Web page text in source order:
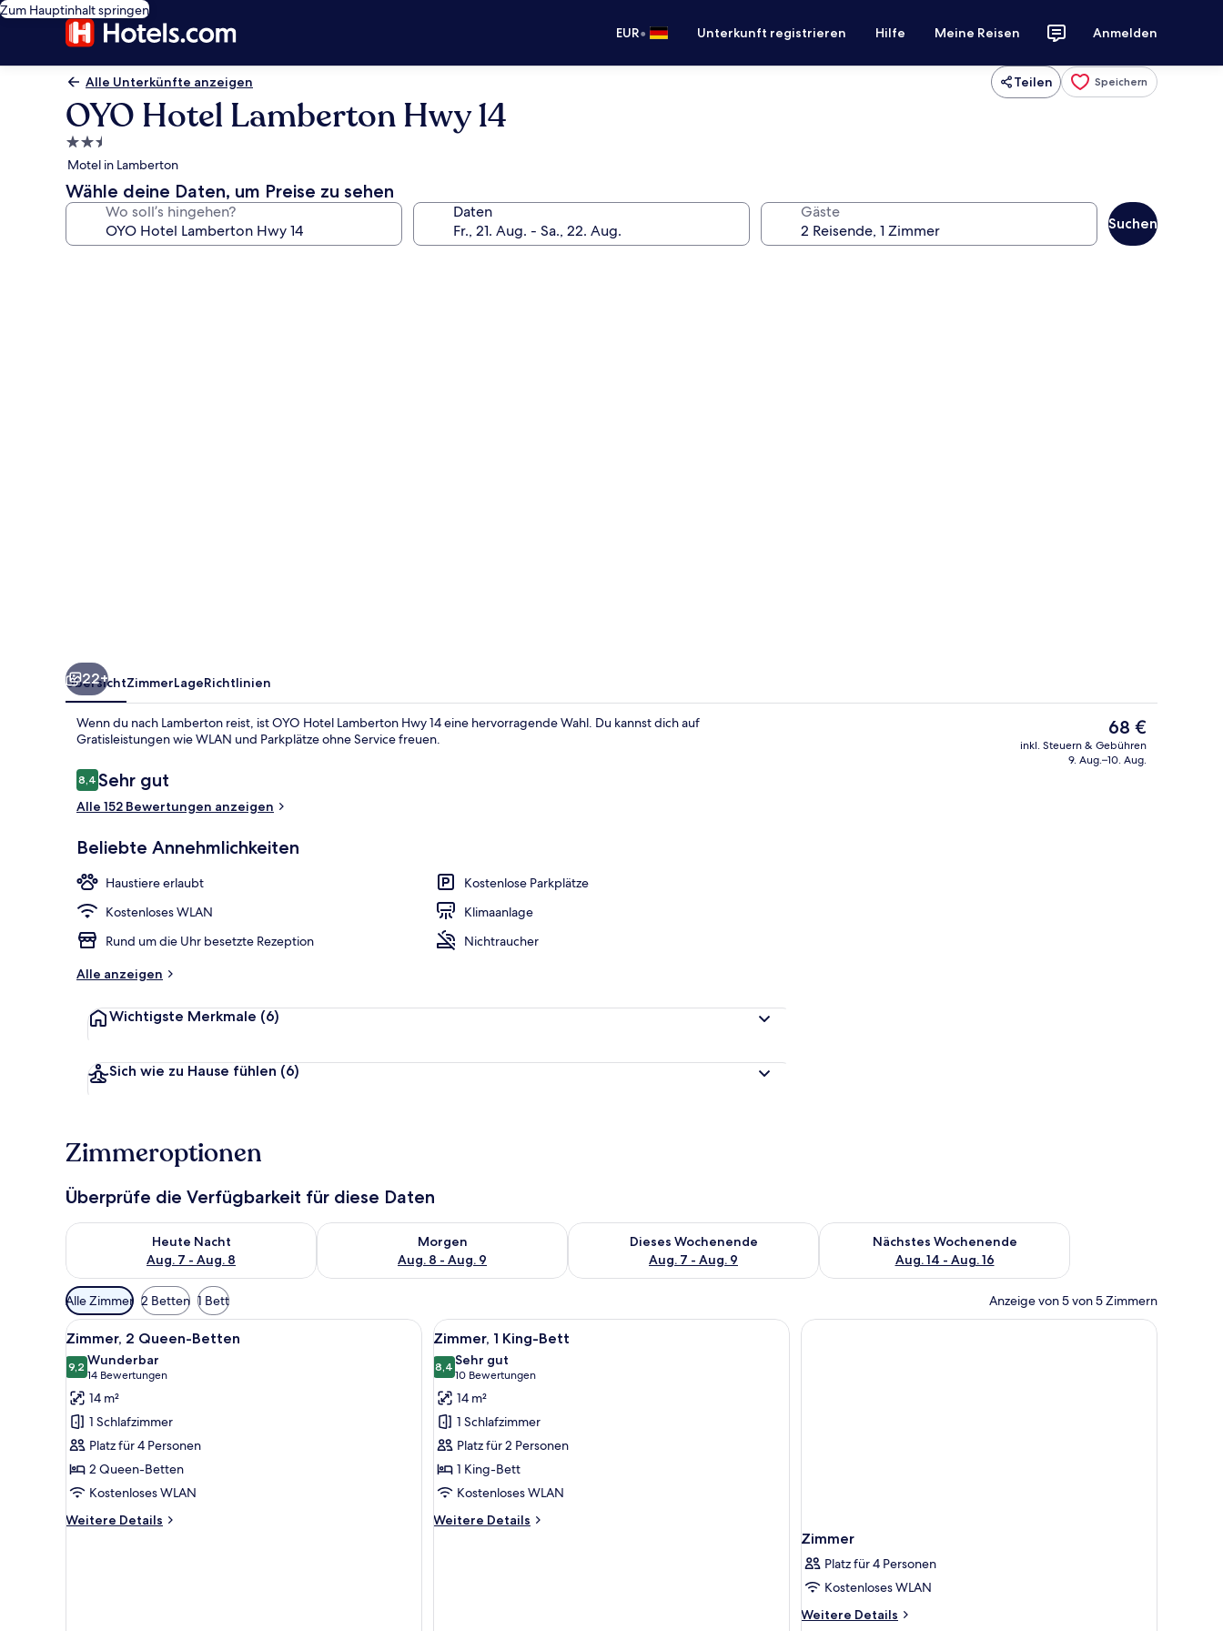
Zum Hauptinhalt springen
EUR• Unterkunft registrieren Hilfe Meine Reisen Anmelden
Alle Unterkünfte anzeigen Teilen Speichern
OYO Hotel Lamberton Hwy 14
2.5-
Sterne-
Unterkunft
Motel in Lamberton
Wähle deine Daten, um Preise zu sehen
Wo soll’s hingehen? Daten Gäste
Suchen
22+
ÜbersichtZimmerLageRichtlinien
Wenn du nach Lamberton reist, ist OYO Hotel Lamberton Hwy 14 eine hervorragende Wahl. Du kannst dich auf
Gratisleistungen wie WLAN und Parkplätze ohne Service freuen.
Bewertungen
8,48,4 von 10.
Sehr gut
Alle 152 Bewertungen anzeigen
Beliebte Annehmlichkeiten
Haustiere erlaubt
Kostenlose Parkplätze
Kostenloses WLAN
Klimaanlage
Rund um die Uhr besetzte Rezeption
Nichtraucher
Alle anzeigen
Wichtigste Merkmale (6)
Sich wie zu Hause fühlen (6)
Der
aktuelle
Preis
68 €
inkl. Steuern & Gebühren
9. Aug.–10. Aug.
Zimmeroptionen
Überprüfe die Verfügbarkeit für diese Daten
Heute Nacht
Aug. 7 - Aug. 8
Überprüfe die Verfügbarkeit für heute Nacht, Aug. 7 - Aug. 8.
Morgen
Aug. 8 - Aug. 9
Überprüfe die Verfügbarkeit für morgen, Aug. 8 - Aug. 9.
Dieses Wochenende
Aug. 7 - Aug. 9
Überprüfe die Verfügbarkeit für dieses Wochenende, Aug. 7 - Aug. 9.
Nächstes Wochenende
Aug. 14 - Aug. 16
Überprüfe die Verfügbarkeit für nächstes Wochenende, Aug.
Verfügbare
Filter
für
Zimmer
Alle Zimmer 2 Betten 1 Bett Anzeige von 5 von 5 Zimmern
Alle
Fotos
für
Zimmer,
2 Queen-
Betten
anzeigen
Ein Hotelzimmer mit zwei Betten, roter und weißer Bettwäsche, einem Fenster mit Blick und einem Baumgemälde an der Wand.
7
Zimmer, 2 Queen-Betten
9,29,2 von 10
Wunderbar
14 Bewertungen
(14
Bewertungen)
14 m²
1 Schlafzimmer
Platz für 4 Personen
2 Queen-Betten
Kostenloses WLAN
Weitere Details
Weitere
Alle
Fotos
für
Zimmer,
1 King-
Bett
anzeigen
Ein Hotelzimmer mit rotem und weißem Dekor, ein Bett mit roter Decke, ein gelber Sessel, ein Nachttisch mit
8
Zimmer, 1 King-Bett
8,48,4 von 10
Sehr gut
10 Bewertungen
(10
Bewertungen)
14 m²
1 Schlafzimmer
Platz für 2 Personen
1 King-Bett
Kostenloses WLAN
Weitere Details
Weitere
Zimmer
Platz für 4 Personen
Kostenloses WLAN
Weitere Details
Weitere